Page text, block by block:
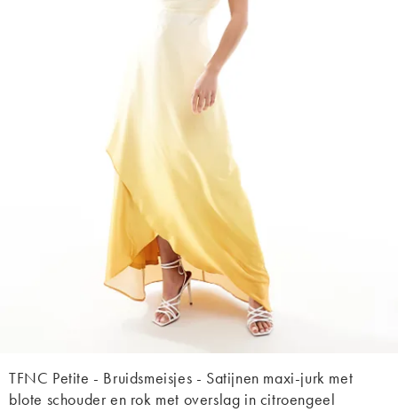
TFNC Petite - Bruidsmeisjes - Satijnen maxi-jurk met
blote schouder en rok met overslag in citroengeel